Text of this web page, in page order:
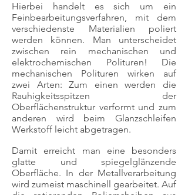
Hierbei handelt es sich um ein
Feinbearbeitungsverfahren, mit dem
verschiedenste Materialien poliert
werden können. Man unterscheidet
zwischen rein mechanischen und
elektrochemischen Polituren! Die
mechanischen Polituren wirken auf
zwei Arten: Zum einen werden die
Rauhigkeitsspitzen der
Oberflächenstruktur verformt und zum
anderen wird beim Glanzschleifen
Werkstoff leicht abgetragen.
Damit erreicht man eine besonders
glatte und spiegelglänzende
Oberfläche. In der Metallverarbeitung
wird zumeist maschinell gearbeitet. Auf